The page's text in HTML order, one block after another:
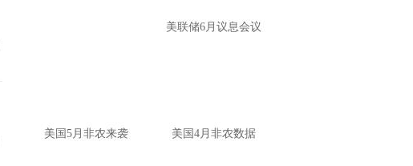
美联储6月议息会议
美国5月非农来袭 美国4月非农数据